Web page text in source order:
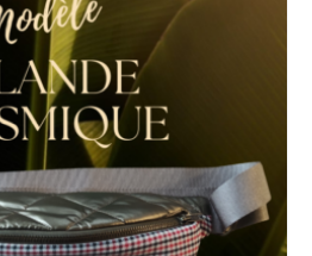
options
peuvent
être
choisies
sur
la
page